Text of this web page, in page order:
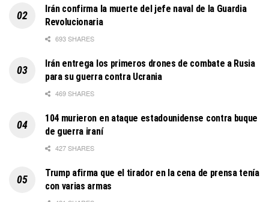
Irán confirma la muerte del jefe naval de la Guardia
Revolucionaria
693 SHARES
Irán entrega los primeros drones de combate a Rusia
para su guerra contra Ucrania
469 SHARES
104 murieron en ataque estadounidense contra buque
de guerra iraní
427 SHARES
Trump afirma que el tirador en la cena de prensa tenía
con varias armas